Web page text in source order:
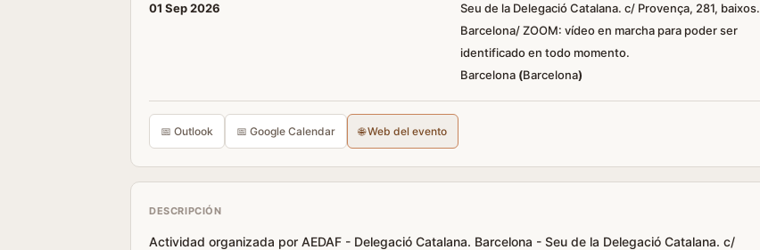
01 Sep 2026
Seu de la Delegació Catalana. c/ Provença, 281, baixos.
Barcelona/ ZOOM: vídeo en marcha para poder ser
identificado en todo momento.
Barcelona (Barcelona)
📅 Outlook 📅 Google Calendar 🌐 Web del evento
DESCRIPCIÓN
Actividad organizada por AEDAF - Delegació Catalana. Barcelona - Seu de la Delegació Catalana. c/